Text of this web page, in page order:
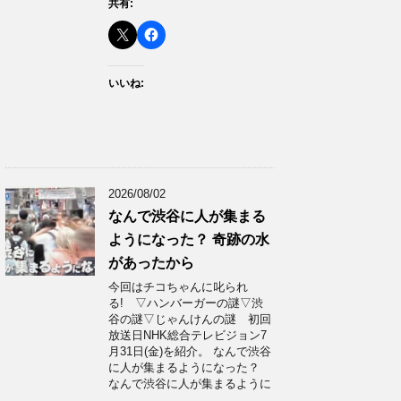
共有:
いいね:
2026/08/02
なんで渋谷に人が集まる
ようになった？ 奇跡の水
があったから
今回はチコちゃんに叱られ
る! ▽ハンバーガーの謎▽渋
谷の謎▽じゃんけんの謎 初回
放送日NHK総合テレビジョン7
月31日(金)を紹介。 なんで渋谷
に人が集まるようになった？
なんで渋谷に人が集まるように